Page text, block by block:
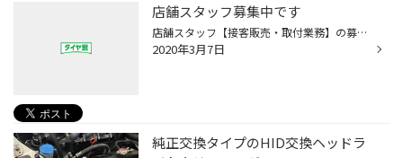
店舗スタッフ募集中です
店舗スタッフ【接客販売・取付業務】の募集をしております！ ※未経験者大歓迎 私たちと一緒に働きませんか？ タイヤの価値をしっかりお伝えし、ご納得頂き、笑顔でお帰り 頂くことが喜びです。その喜びを一緒に味わいませんか？ 明るく元気で接客が好きな方からの応募をお待ちしております。 タイヤ...
2020年3月7日
純正交換タイプのHID交換ヘッドラ